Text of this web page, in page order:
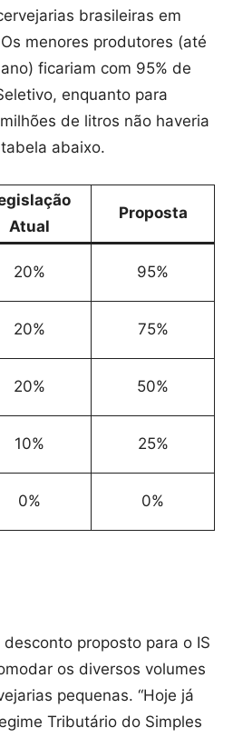
brasileiras em
menores produtores (até
ficariam com 95% de
enquanto para
de litros não haveria
abaixo.
Atual
Proposta
20% 95%
20% 75%
20% 50%
10% 25%
0% 0%
proposto para o IS
os diversos volumes
pequenas. “Hoje já
Tributário do Simples